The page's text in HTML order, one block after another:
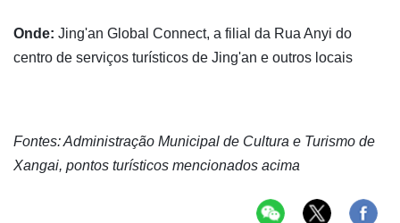
Onde: Jing'an Global Connect, a filial da Rua Anyi do
centro de serviços turísticos de Jing'an e outros locais
Fontes: Administração Municipal de Cultura e Turismo de
Xangai, pontos turísticos mencionados acima